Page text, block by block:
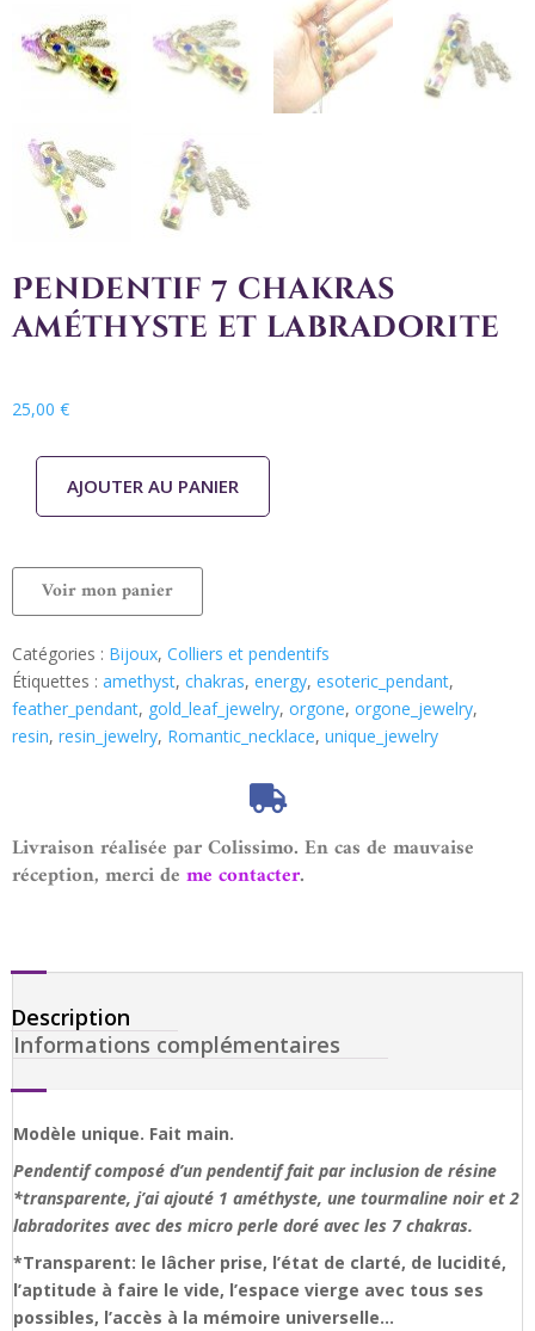
Pendentif 7 chakras
améthyste et labradorite
25,00 €
AJOUTER AU PANIER
Voir mon panier
Catégories : Bijoux, Colliers et pendentifs
Étiquettes : amethyst, chakras, energy, esoteric_pendant,
feather_pendant, gold_leaf_jewelry, orgone, orgone_jewelry,
resin, resin_jewelry, Romantic_necklace, unique_jewelry
Livraison réalisée par Colissimo. En cas de mauvaise
réception, merci de me contacter.
Description
Informations complémentaires
Modèle unique. Fait main.
Pendentif composé d’un pendentif fait par inclusion de résine
*transparente, j’ai ajouté 1 améthyste, une tourmaline noir et 2
labradorites avec des micro perle doré avec les 7 chakras.
*Transparent: le lâcher prise, l’état de clarté, de lucidité,
l’aptitude à faire le vide, l’espace vierge avec tous ses
possibles, l’accès à la mémoire universelle…